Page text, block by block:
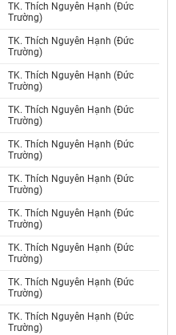
TK. Thích Nguyên Hạnh (Đức
Trường)
TK. Thích Nguyên Hạnh (Đức
Trường)
TK. Thích Nguyên Hạnh (Đức
Trường)
TK. Thích Nguyên Hạnh (Đức
Trường)
TK. Thích Nguyên Hạnh (Đức
Trường)
TK. Thích Nguyên Hạnh (Đức
Trường)
TK. Thích Nguyên Hạnh (Đức
Trường)
TK. Thích Nguyên Hạnh (Đức
Trường)
TK. Thích Nguyên Hạnh (Đức
Trường)
TK. Thích Nguyên Hạnh (Đức
Trường)